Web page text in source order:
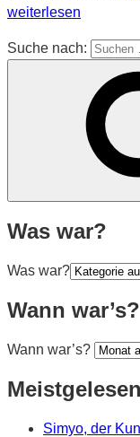
weiterlesen
Suche nach:
Was war?
Was war?
Wann war’s?
Wann war’s?
Meistgelesen
Simyo, der